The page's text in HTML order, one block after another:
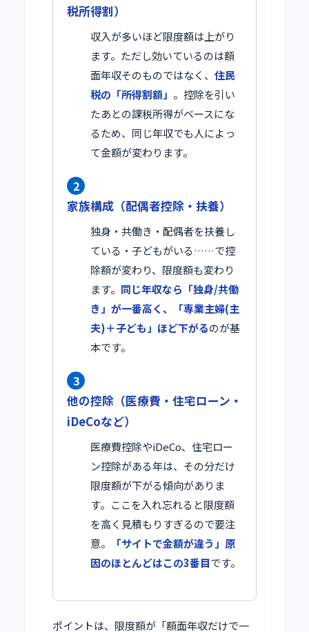
税所得割）
収入が多いほど限度額は上がり
ます。ただし効いているのは額
面年収そのものではなく、 住民
税の「所得割額」 。控除を引い
たあとの課税所得がベースにな
るため、同じ年収でも人によっ
て金額が変わります。
2
家族構成（配偶者控除・扶養）
独身・共働き・配偶者を扶養し
ている・子どもがいる……で控
除額が変わり、限度額も変わり
ます。 同じ年収なら「独身/共働
き」が一番高く、「専業主婦(主
夫)＋子ども」ほど下がるのが基
本です。
3
他の控除（医療費・住宅ローン・
iDeCoなど）
医療費控除やiDeCo、住宅ロー
ン控除がある年は、その分だけ
限度額が下がる傾向がありま
す。ここを入れ忘れると限度額
を高く見積もりすぎるので要注
意。
「サイトで金額が違う」原
因のほとんどはこの3番目です。
ポイントは、限度額が「額面年収だけで一